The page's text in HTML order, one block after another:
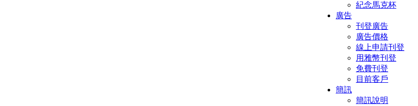
紀念馬克杯
廣告
刊登廣告
廣告價格
線上申請刊登
用雅幣刊登
免費刊登
目前客戶
簡訊
簡訊說明